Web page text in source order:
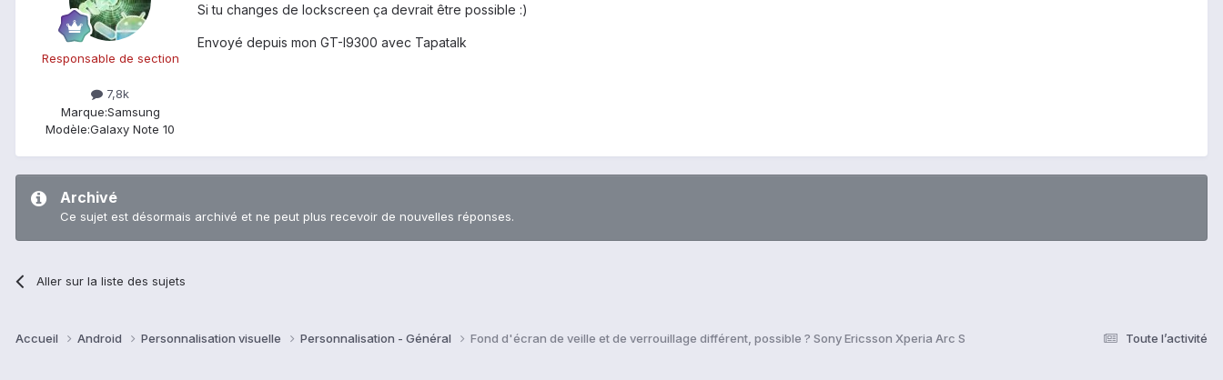
Responsable de section
7,8k
Marque:Samsung
Modèle:Galaxy Note 10
Si tu changes de lockscreen ça devrait être possible :)
Envoyé depuis mon GT-I9300 avec Tapatalk
Archivé
Ce sujet est désormais archivé et ne peut plus recevoir de nouvelles réponses.
Aller sur la liste des sujets
Toute l’activité
Accueil Android Personnalisation visuelle Personnalisation - Général Fond d'écran de veille et de verrouillage différent, possible ? Sony Ericsson Xperia Arc S